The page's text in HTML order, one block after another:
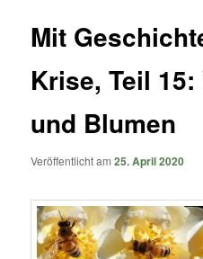
Mit
Krise, Teil
und Blumen
Veröffentlicht am25. April 2020